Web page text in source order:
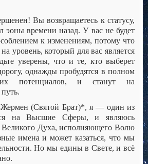
Вы возвращаетесь к статусу,
эоны времени назад. У вас не будет
к изменениям, потому что
уровень, который для вас является
уверены, что и те, кто выберет
однажды пробудятся в полном
потенциалов, и станут на
(Святой Брат)*, я — один из
на Высшие Сферы, и являюсь
Великого Духа, исполняющего Волю
имена и может казаться, что мы
Но мы едины в Свете, и всё